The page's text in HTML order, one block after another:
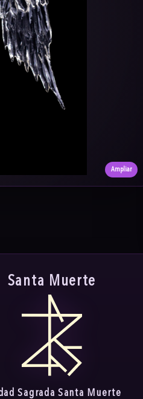
Ampliar
Santa Muerte
Sagrada Santa Muerte